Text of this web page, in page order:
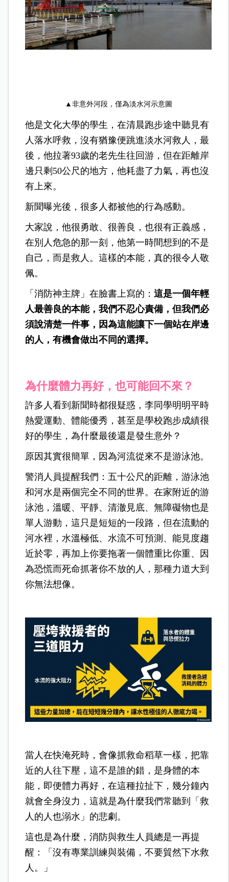
▲非意外河段，僅為淡水河示意圖
他是文化大學的學生，在清晨跑步途中聽見有
人落水呼救，沒有猶豫便跳進淡水河救人，最
後，他拉著93歲的老先生往回游，但在距離岸
邊只剩50公尺的地方，他耗盡了力氣，再也沒
有上來。
新聞曝光後，很多人都被他的行為感動。
大家說，他很勇敢、很善良，也很有正義感，
在別人危急的那一刻，他第一時間想到的不是
自己，而是救人。這樣的本能，真的很令人敬
佩。
「消防神主牌」在臉書上寫的：這是一個年輕
人最善良的本能，我們不忍心責備，但我們必
須說清楚一件事，因為這能讓下一個站在岸邊
的人，有機會做出不同的選擇。
為什麼體力再好，也可能回不來？
許多人看到新聞時都很疑惑，李同學明明平時
熱愛運動、體能優秀，甚至是學校跑步成績很
好的學生，為什麼最後還是發生意外？
原因其實很簡單，因為河流從來不是游泳池。
警消人員提醒我們：五十公尺的距離，游泳池
和河水是兩個完全不同的世界。在家附近的游
泳池，溫暖、平靜、清澈見底、無障礙物也是
單人游動，這只是短短的一段路，但在流動的
河水裡，水溫極低、水流不可預測、能見度趨
近於零，再加上你要拖著一個體重比你重、因
為恐慌而死命抓著你不放的人，那種力道大到
你無法想像。
當人在快淹死時，會像抓救命稻草一樣，把靠
近的人往下壓，這不是誰的錯，是身體的本
能，即便體力再好，在這種拉扯下，幾分鐘內
就會全身沒力，這就是為什麼我們常聽到「救
人的人也溺水」的悲劇。
這也是為什麼，消防與救生人員總是一再提
醒：「沒有專業訓練與裝備，不要貿然下水救
人。」